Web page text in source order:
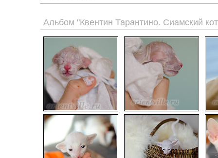
Альбом "Квентин Тарантино. Сиамский